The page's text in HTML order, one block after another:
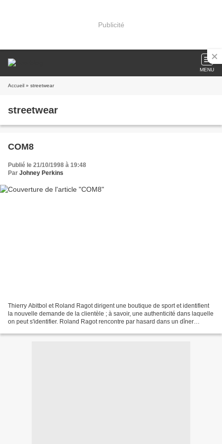
Publicité
MENU
Accueil » streetwear
streetwear
COM8
Publié le 21/10/1998 à 19:48
Par Johney Perkins
Thierry Abitbol et Roland Ragot dirigent une boutique de sport et identifient
la nouvelle demande de la clientèle ; à savoir, une authenticité dans laquelle
on peut s'identifier. Roland Ragot rencontre par hasard dans un dîner